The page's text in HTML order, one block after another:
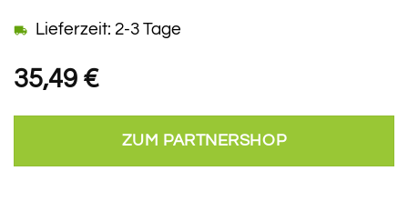
35,49 €
Lieferzeit: 2-3 Tage
ZUM PARTNERSHOP